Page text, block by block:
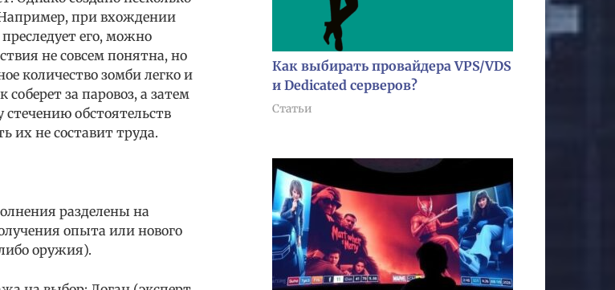
при вхождении
его, можно
не совсем понятна, но
количество зомби легко и
за паровоз, а затем
обстоятельств
их не составит труда.
разделены на
опыта или нового
оружия).
Как выбирать провайдера VPS/VDS
и Dedicated серверов?
Статьи